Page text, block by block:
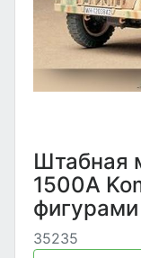
Штабная
1500A
фигурами
35235